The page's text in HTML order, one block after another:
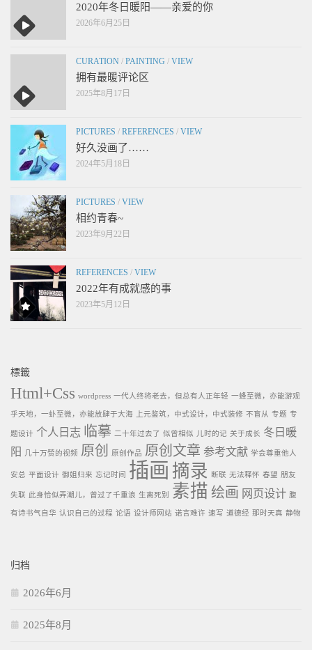
2020年冬日暖阳——亲爱的你
2026年6月25日
CURATION / PAINTING / VIEW
拥有最暖评论区
2025年8月17日
PICTURES / REFERENCES / VIEW
好久没画了……
2024年5月18日
PICTURES / VIEW
相约青春~
2023年9月22日
REFERENCES / VIEW
2022年有成就感的事
2023年5月12日
標籤
Html+Css wordpress 一代人终将老去，但总有人正年轻 一蜂至微，亦能游观
乎天地，一虲至微，亦能放肆于大海 上元鉴筑，中式设计，中式装修 不盲从 专题 专
题设计 个人日志 临摹 二十年过去了 似曾相似 儿时的记 关于成长 冬日暖
阳
几十万赞的视频 原创 原创作品 原创文章 参考文献 学会尊重他人
安总 平面设计 御姐归来 忘记时间 插画 摘录 断联 无法释怀 春望 朋友
失联 此身恰似弄潮儿，曾过了千重浪 生离死别 素描 绘画 网页设计 腹
有诗书气自华 认识自己的过程 论语 设计师网站 诺言难许 速写 道德经 那时天真 静物
归档
2026年6月
2025年8月